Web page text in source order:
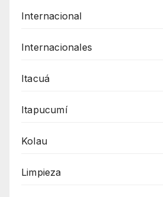
Internacional
Internacionales
Itacuá
Itapucumí
Kolau
Limpieza